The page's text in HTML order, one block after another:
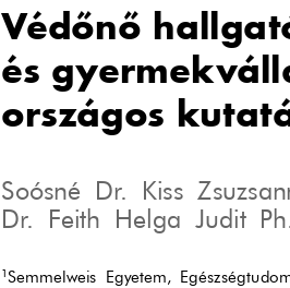
Védônô
és
országos
Soósné Dr. Kiss
Dr. Feith Helga Judit
1 Semmelweis Egyetem,